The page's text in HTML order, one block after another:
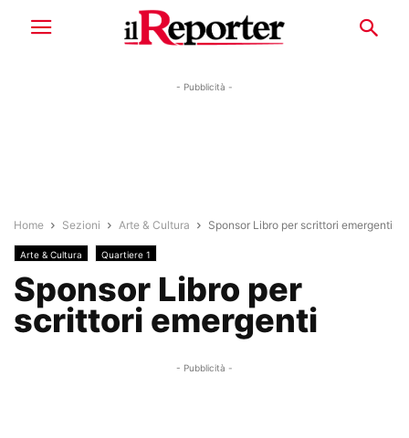
- Pubblicità -
Home Sezioni Arte & Cultura Sponsor Libro per scrittori emergenti
Arte & Cultura Quartiere 1
Sponsor Libro per
scrittori emergenti
- Pubblicità -